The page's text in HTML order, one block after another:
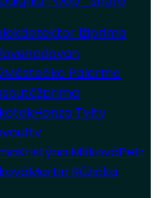
detektor lžiprima
Radovan
Městečko Palermo
soutěžprima
Honza Tyltv
ftv
Kristýna MlíkováPetr
Martin Růžička